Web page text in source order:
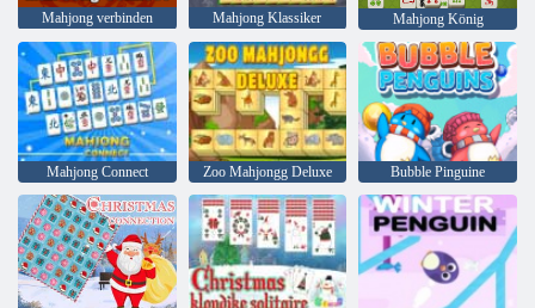
Mahjong verbinden Mahjong Klassiker Mahjong König
Mahjong Connect Zoo Mahjongg Deluxe Bubble Pinguine